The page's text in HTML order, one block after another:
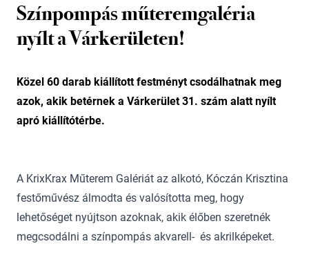
Színpompás műteremgaléria
nyílt a Várkerületen!
Közel 60 darab kiállított festményt csodálhatnak meg
azok, akik betérnek a Várkerület 31. szám alatt nyílt
apró kiállítótérbe.
A KrixKrax Műterem Galériát az alkotó, Kóczán Krisztina
festőművész álmodta és valósította meg, hogy
lehetőséget nyújtson azoknak, akik élőben szeretnék
megcsodálni a színpompás akvarell- és akrilképeket.